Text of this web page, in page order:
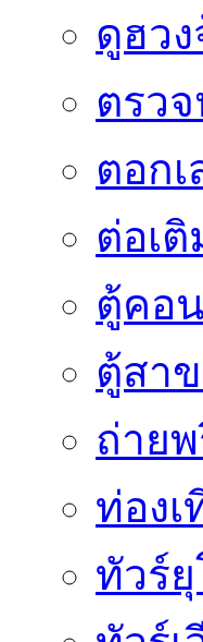
ดูฮว
ตรว
ตอกเ
ต่อเ
ตู้คอ
ตู้สาข
ถ่ายพ
ท่องเ
ทัวร์